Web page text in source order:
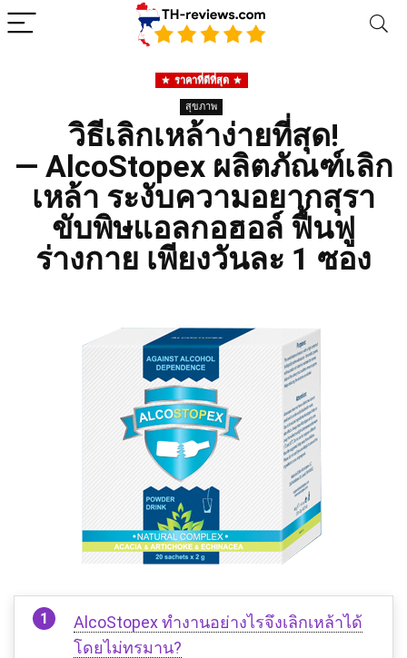
ราคาที่ดีที่สุด
สุขภาพ
วิธีเลิกเหล้าง่ายที่สุด!
— AlcoStopex ผลิตภัณฑ์เลิก
เหล้า ระงับความอยากสุรา
ขับพิษแอลกอฮอล์ ฟื้นฟู
ร่างกาย เพียงวันละ 1 ซอง
AlcoStopex ทำงานอย่างไรจึงเลิกเหล้าได้
โดยไม่ทรมาน?